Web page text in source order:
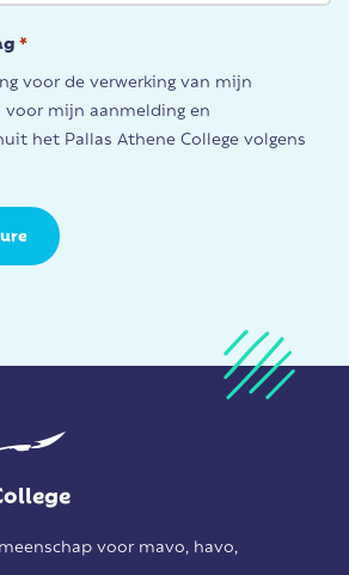
*
voor de verwerking van mijn
voor mijn aanmelding en
het Pallas Athene College volgens
voor mavo, havo,